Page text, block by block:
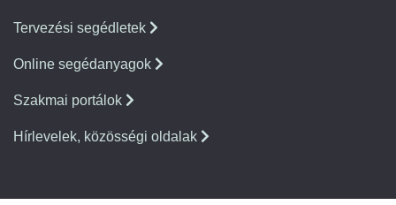
Tervezési segédletek
Online segédanyagok
Szakmai portálok
Hírlevelek, közösségi oldalak